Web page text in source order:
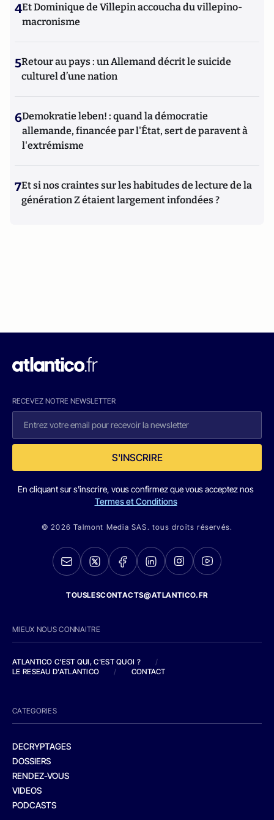
4Et Dominique de Villepin accoucha du villepino-
macronisme
5Retour au pays : un Allemand décrit le suicide
culturel d’une nation
6Demokratie leben! : quand la démocratie
allemande, financée par l'État, sert de paravent à
l'extrémisme
7Et si nos craintes sur les habitudes de lecture de la
génération Z étaient largement infondées ?
RECEVEZ NOTRE NEWSLETTER
S'INSCRIRE
En cliquant sur s'inscrire, vous confirmez que vous acceptez nos
Termes et Conditions
© 2026 Talmont Media SAS. tous droits réservés.
TOUSLESCONTACTS@ATLANTICO.FR
MIEUX NOUS CONNAITRE
ATLANTICO C'EST QUI, C'EST QUOI ?
/
LE RESEAU D'ATLANTICO
/ CONTACT
CATEGORIES
DECRYPTAGES
DOSSIERS
RENDEZ-VOUS
VIDEOS
PODCASTS